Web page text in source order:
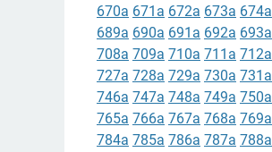
670a 671a 672a 673a 674a
689a 690a 691a 692a 693a
708a 709a 710a 711a 712a
727a 728a 729a 730a 731a
746a 747a 748a 749a 750a
765a 766a 767a 768a 769a
784a 785a 786a 787a 788a